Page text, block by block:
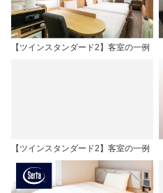
【ツインスタンダード2】客室の一例
【ツインスタンダード2】客室の一例